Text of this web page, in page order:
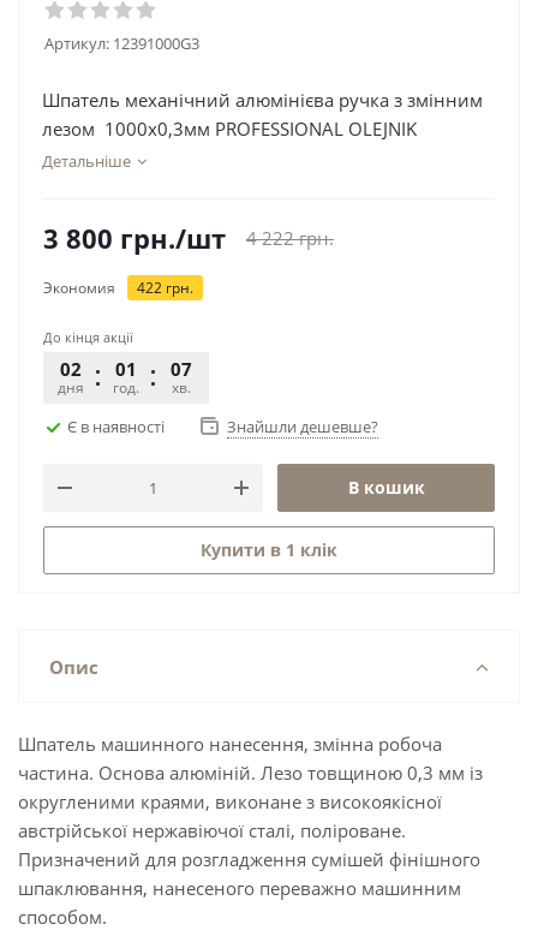
Артикул: 12391000G3
Шпатель механічний алюмінієва ручка з змінним
лезом 1000х0,3мм PROFESSIONAL OLEJNIK
Детальніше
3 800 грн./шт 4 222грн.
Экономия 422 грн.
До кінця акції
02
дня
01
год.
07
хв.
Є в наявності Знайшли дешевше?
В кошик
Купити в 1 клік
Опис
Шпатель машинного нанесення, змінна робоча
частина. Основа алюміній. Лезо товщиною 0,3 мм із
округленими краями, виконане з високоякісної
австрійської нержавіючої сталі, поліроване.
Призначений для розгладження сумішей фінішного
шпаклювання, нанесеного переважно машинним
способом.